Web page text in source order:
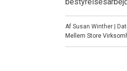
Af Susan Winther |
Mellem Store